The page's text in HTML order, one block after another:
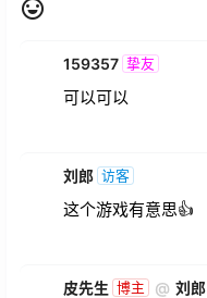
159357 挚友
可以可以
刘郎 访客
这个游戏有意思👍
皮先生 博主 @ 刘郎